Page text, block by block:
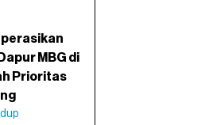
MBG di
Prioritas